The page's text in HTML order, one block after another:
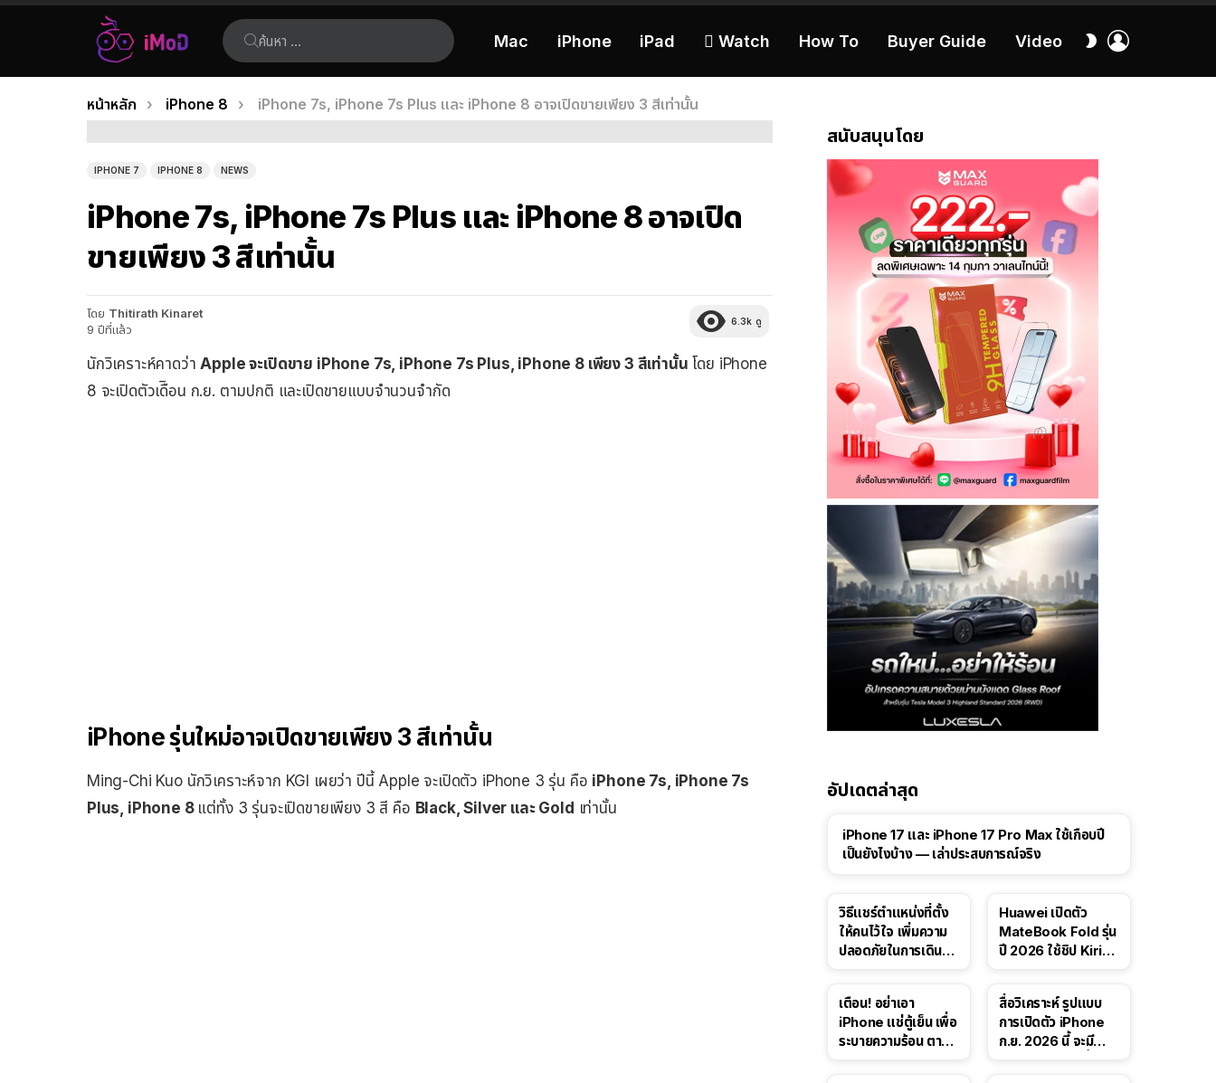
ค้นหา:
Mac iPhone iPad  Watch How To Buyer Guide Video
สลับ
เรื่อง
ล่าสุด
คุณอยู่ที่นี่:
หน้าหลัก iPhone 8 iPhone 7s, iPhone 7s Plus และ iPhone 8 อาจเปิดขายเพียง 3 สีเท่านั้น
IPHONE 7 IPHONE 8 NEWS
iPhone 7s, iPhone 7s Plus และ iPhone 8 อาจเปิด
ขายเพียง 3 สีเท่านั้น
โดย Thitirath Kinaret
9 ปีที่แล้ว
6.3k ดู
นักวิเคราะห์คาดว่าApple จะเปิดขาย iPhone 7s, iPhone 7s Plus, iPhone 8 เพียง 3 สีเท่านั้น โดย iPhone
8 จะเปิดตัวเดืิอน ก.ย. ตามปกติ และเปิดขายแบบจำนวนจำกัด
iPhone รุ่นใหม่อาจเปิดขายเพียง 3 สีเท่านั้น
Ming-Chi Kuo นักวิเคราะห์จาก KGI เผยว่า ปีนี้ Apple จะเปิดตัว iPhone 3 รุ่น คือ iPhone 7s, iPhone 7s
Plus, iPhone 8 แต่ทั้ง 3 รุ่นจะเปิดขายเพียง 3 สี คือ Black, Silver และ Gold เท่านั้น
สนับสนุนโดย
อัปเดตล่าสุด
41:47
iPhone 17 และ iPhone 17 Pro Max ใช้เกือบปี
เป็นยังไงบ้าง — เล่าประสบการณ์จริง
วิธีแชร์ตำแหน่งที่ตั้ง
ให้คนไว้ใจ เพิ่มความ
ปลอดภัยในการเดิน
Huawei เปิดตัว
MateBook Fold รุ่น
ปี 2026 ใช้ชิป Kirin
เตือน! อย่าเอา
iPhone แช่ตู้เย็น เพื่อ
ระบายความร้อน ตาม
สื่อวิเคราะห์ รูปแบบ
การเปิดตัว iPhone
ก.ย. 2026 นี้ จะมี